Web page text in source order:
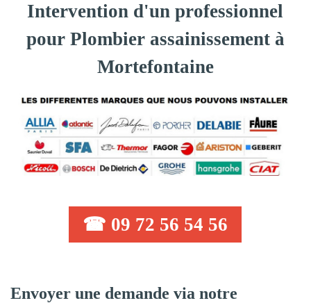
Intervention d'un professionnel
pour Plombier assainissement à
Mortefontaine
☎ 09 72 56 54 56
Envoyer une demande via notre